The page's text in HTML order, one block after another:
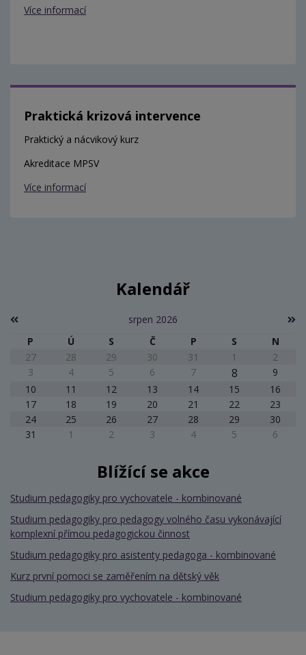
Více informací
Praktická krizová intervence
Praktický a nácvikový kurz
Akreditace MPSV
Více informací
Kalendář
srpen 2026
P
Ú S Č P S
N
27
28 29 30 31 1
2
3
4 5 6 7 8
9
10
11 12 13 14 15
16
17
18 19 20 21 22
23
24
25 26 27 28 29
30
31
1 2 3 4 5 6
Blížící se akce
Studium pedagogiky pro vychovatele - kombinované
Studium pedagogiky pro pedagogy volného času vykonávající
komplexní přímou pedagogickou činnost
Studium pedagogiky pro asistenty pedagoga - kombinované
Kurz první pomoci se zaměřením na dětský věk
Studium pedagogiky pro vychovatele - kombinované